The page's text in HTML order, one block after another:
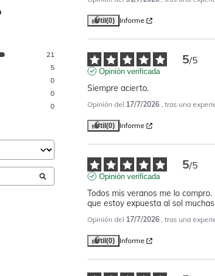
21
5
0
0
0
Útil(0) Informe
5/5
Opinión verificada
Siempre acierto.
Opinión del 17/7/2026 , tras una
Útil(0) Informe
5/5
Opinión verificada
Todos mis veranos me lo
que estoy expuesta al sol
Opinión del 17/7/2026 , tras una
Útil(0) Informe